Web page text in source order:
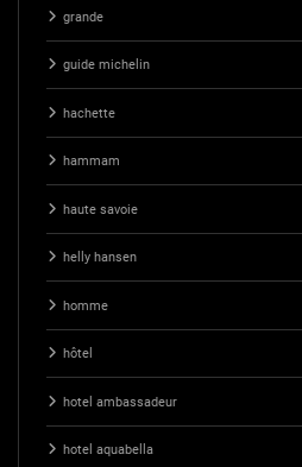
grande
guide michelin
hachette
hammam
haute savoie
helly hansen
homme
hôtel
hotel ambassadeur
hotel aquabella